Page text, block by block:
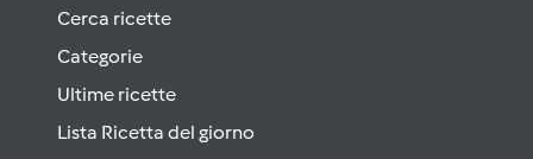
Cerca ricette
Categorie
Ultime ricette
Lista Ricetta del giorno